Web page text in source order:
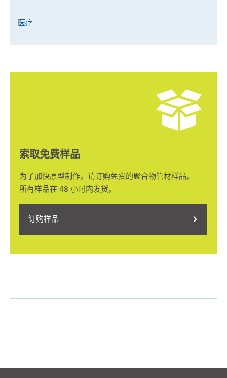
医疗
索取免费样品
为了加快原型制作，请订购免费的聚合物管材样品。
所有样品在 48 小时内发货。
订购样品